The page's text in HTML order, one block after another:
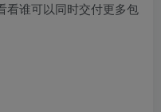
看谁可以同时交付更多包